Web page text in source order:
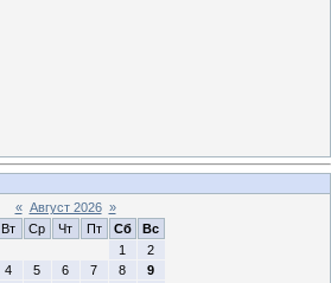
« Август 2026 »
Вт Ср Чт Пт Сб
Вс
1
2
4 5 6 7 8
9